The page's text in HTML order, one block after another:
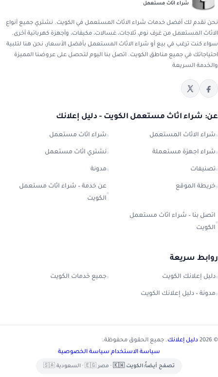
شراء اثاث مستعمل
نحن نقدم لك أفضل خدمات شراء الاثاث المستعمل في الكويت. نشتري جميع أنواع
الاثاث المستعمل من غرف نوم، ثلاجات، غسالات، مكيفات، وأجهزة كهربائية أخرى.
سواء كنت ترغب في بيع أو شراء الاثاث المستعمل بأفضل الأسعار، نحن هنا لتلبية
احتياجاتك في جميع مناطق الكويت. اتصل بنا اليوم لتحصل على عروضنا المميزة
والخدمة السريعة
عن: شراء اثاث مستعمل الكويت - دليل إعلانك
شراء الاثاث المستعمل شراء اثاث مستعمل
شراء اجهزة مستعملة نشتري اثاث مستعمل
تصنيفات مدونة
خريطة الموقع
عن خدمة – شراء اثاث مستعمل
الكويت
اتصل بنا – شراء اثاث مستعمل
الكويت
روابط سريعة
دليل إعلانك الكويت جميع خدمات الكويت
مدونة – دليل إعلانك الكويت
© 2026 دليل إعلانك. جميع الحقوق محفوظة.
سياسة الاستخدام سياسة الخصوصية
تصفح أيضاً:الكويت 🇰🇼 • مصر 🇪🇬 • السعودية 🇸🇦